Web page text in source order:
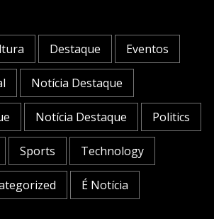
Destaque Eventos
Notícia Destaque
Notícia Destaque Politics
Sports Technology
É Notícia